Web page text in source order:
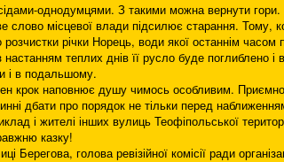
однодумцями. З такими можна вернути
слово місцевої влади підсилює старання. Тому,
річки Норець, води якої останнім часом
теплих днів її русло буде поглиблено і
і в подальшому.
наповнює душу чимось особливим.
дбати про порядок не тільки перед
і жителі інших вулиць Теофіпольської
казку!
Берегова, голова ревізійної комісії ради